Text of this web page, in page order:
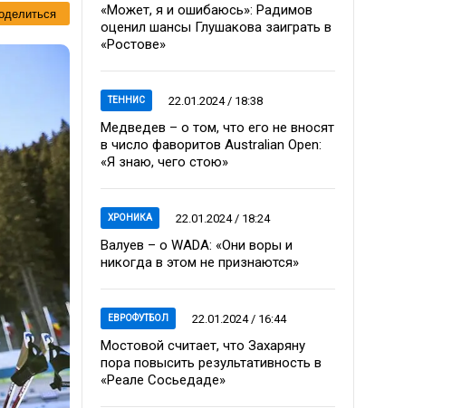
«Может, я и ошибаюсь»: Радимов
оценил шансы Глушакова заиграть в
«Ростове»
ТЕННИС 22.01.2024 / 18:38
Медведев – о том, что его не вносят
в число фаворитов Australian Open:
«Я знаю, чего стою»
ХРОНИКА 22.01.2024 / 18:24
Валуев – о WADA: «Они воры и
никогда в этом не признаются»
ЕВРОФУТБОЛ 22.01.2024 / 16:44
Мостовой считает, что Захаряну
пора повысить результативность в
«Реале Сосьедаде»